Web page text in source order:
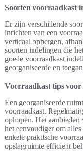
Soorten voorraadkast
Er zijn verschillende
inrichten van een
verticaal opbergen,
soorten indelingen die
goede voorraadkast
georganiseerde en
Voorraadkast tips voor
Een georganiseerde
voorraadkast.
ophopen. Het aanbieden
het eenvoudiger om
enkele praktische
opslagruimte efficiënt